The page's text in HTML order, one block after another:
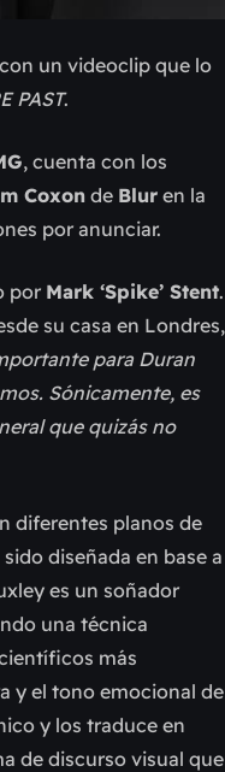
un videoclip que lo
PAST.
, cuenta con los
Coxonde Blur en la
por anunciar.
por Mark ‘Spike’ Stent.
su casa en Londres,
para Duran
Sónicamente, es
que quizás no
diferentes planos de
diseñada en base a
es un soñador
una técnica
más
y el tono emocional de
y los traduce en
de discurso visual que